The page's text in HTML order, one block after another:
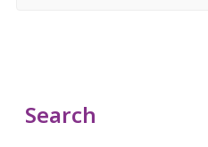
Search